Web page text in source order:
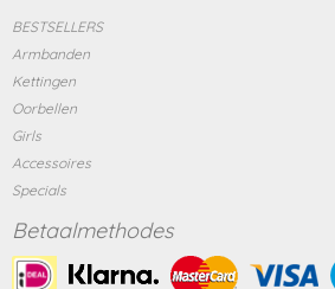
BESTSELLERS
Armbanden
Kettingen
Oorbellen
Girls
Accessoires
Specials
Betaalmethodes